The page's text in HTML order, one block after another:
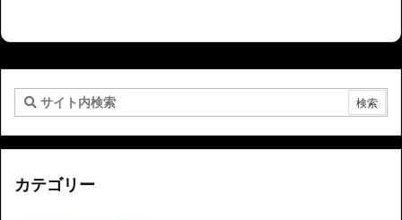
カテゴリー